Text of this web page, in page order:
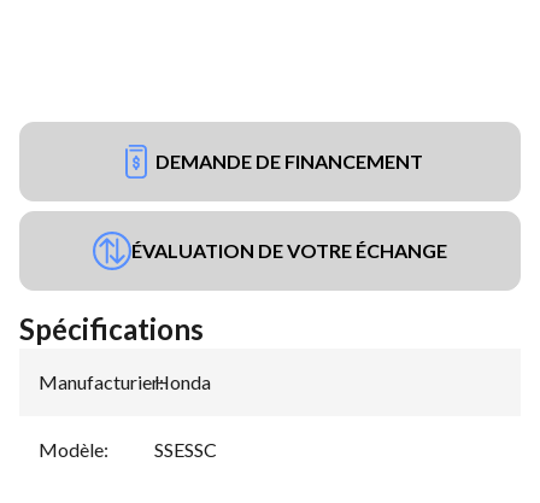
DEMANDE DE FINANCEMENT
ÉVALUATION DE VOTRE ÉCHANGE
Spécifications
Manufacturier:
Honda
Modèle: SSESSC